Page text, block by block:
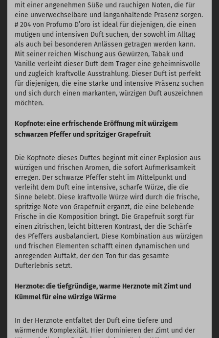
mit einer angenehmen Süße und rauchigen Noten, die für
eine unverwechselbare und langanhaltende Präsenz sorgen.
# 204 von Profumo D’oro ist ideal für diejenigen, die einen
mutigen und intensiven Duft suchen, der sowohl im Alltag
als auch bei besonderen Anlässen getragen werden kann.
Mit seiner reichen Mischung aus Gewürzen, Tabak und
Vanille verleiht dieser Duft dem Träger eine geheimnisvolle
und zugleich kraftvolle Ausstrahlung. Dieser Duft ist perfekt
für diejenigen, die eine starke und intensive Präsenz suchen
und sich durch einen markanten, würzigen Duft auszeichnen
möchten.
Kopfnote: eine erfrischende Eröffnung mit würzigem
schwarzen Pfeffer und spritziger Grapefruit
Die Kopfnote dieses Duftes beginnt mit einer Explosion aus
würzigen und frischen Aromen, die sofort Aufmerksamkeit
erregen. Der schwarze Pfeffer steht im Mittelpunkt und
verleiht dem Duft eine intensive, scharfe Würze, die die
Sinne belebt. Diese kraftvolle Würze wird durch die frische,
spritzige Note von Grapefruit ergänzt, die eine belebende
Frische in die Komposition bringt. Die Grapefruit sorgt für
einen zitrischen, leicht bitteren Kontrast, der die Schärfe
des Pfeffers ausbalanciert. Diese Kombination aus würzigen
und frischen Elementen schafft einen dynamischen und
anregenden Auftakt, der den Ton für das gesamte
Dufterlebnis setzt.
Herznote: die tiefgründige, warme Herznote mit Zimt und
Kümmel für eine würzige Wärme
In der Herznote entfaltet der Duft eine tiefere und
wärmende Komplexität. Hier dominieren der Zimt und der